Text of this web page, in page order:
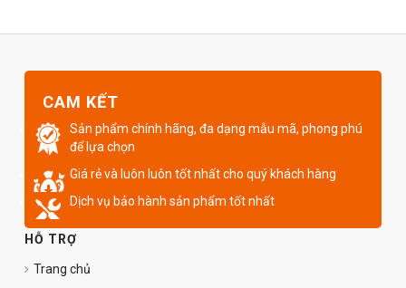
CAM KẾT
Sản phẩm chính hãng, đa dạng mẫu mã, phong phú
để lựa chọn
Giá rẻ và luôn luôn tốt nhất cho quý khách hàng
Dịch vụ bảo hành sản phẩm tốt nhất
HỖ TRỢ
Trang chủ